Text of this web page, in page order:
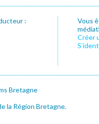
:
Vous
Créer
Bretagne
la Région Bretagne.